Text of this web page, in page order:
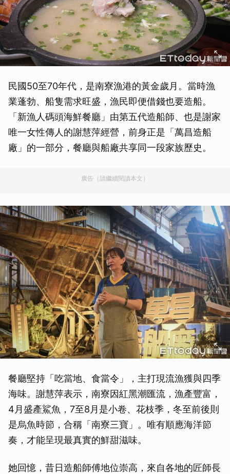
民國50至70年代，是南寮漁港的黃金歲月。當時漁
業蓬勃、船隻需求旺盛，漁民即便借錢也要造船。
「新漁人碼頭海鮮餐廳」由第五代造船師、也是謝家
唯一女性傳人的謝慧萍經營，前身正是「萬昌造船
廠」的一部分，餐廳與船廠共享同一段家族歷史。
廣告（請繼續閱讀本文）
餐廳堅持「吃當地、食當令」，主打現流漁獲與四季
海味。謝慧萍表示，南寮因紅黑潮匯流，漁產豐富，
4月盛產鯊魚，7至8月是小卷、花枝季，冬至前後則
是烏魚時節，合稱「南寮三寶」。唯有順應海洋節
奏，才能呈現最真實的鮮甜滋味。
她回憶，昔日造船師傅地位崇高，來自各地的匠師長